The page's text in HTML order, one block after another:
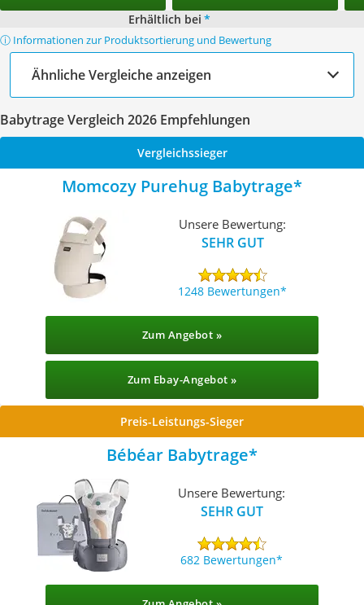
Erhältlich bei *
ⓘ Informationen zur Produktsortierung und Bewertung
Ähnliche Vergleiche anzeigen
Babytrage Vergleich 2026 Empfehlungen
Vergleichssieger
Momcozy Purehug Babytrage
Unsere Bewertung:
SEHR GUT
1248 Bewertungen
Zum Angebot »
Zum Ebay-Angebot »
Preis-Leistungs-Sieger
Bébéar Babytrage
Unsere Bewertung:
SEHR GUT
682 Bewertungen